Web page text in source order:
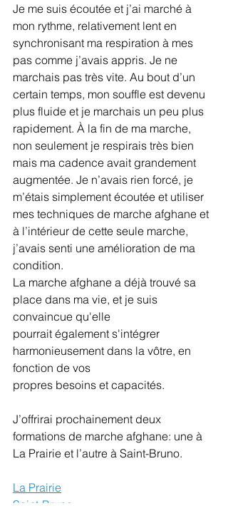
Je me suis écoutée et j’ai marché à
mon rythme, relativement lent en
synchronisant ma respiration à mes
pas comme j’avais appris. Je ne
marchais pas très vite. Au bout d’un
certain temps, mon souffle est devenu
plus fluide et je marchais un peu plus
rapidement. À la fin de ma marche,
non seulement je respirais très bien
mais ma cadence avait grandement
augmentée. Je n’avais rien forcé, je
m’étais simplement écoutée et utiliser
mes techniques de marche afghane et
à l’intérieur de cette seule marche,
j’avais senti une amélioration de ma
condition.
La marche afghane a déjà trouvé sa
place dans ma vie, et je suis
convaincue qu'elle
pourrait également s'intégrer
harmonieusement dans la vôtre, en
fonction de vos
propres besoins et capacités.
J’offrirai prochainement deux
formations de marche afghane: une à
La Prairie et l’autre à Saint-Bruno.
La Prairie
Saint-Bruno